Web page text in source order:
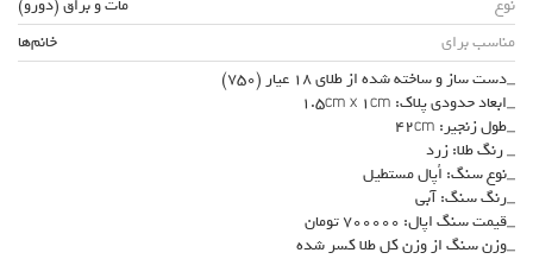
نوع
مات و براق (دورو)
مناسب برای
خانم‌ها
_دست ساز و ساخته شده از طلای 18 عیار (750)
_ابعاد حدودی پلاک: 1.5cm x 1cm
_طول زنجیر: 42cm
_ رنگ طلا: زرد
_نوع سنگ: اُپال مستطیل
_رنگ سنگ: آبی
_قیمت سنگ اپال: 700000 تومان
_وزن سنگ از وزن کل طلا کسر شده